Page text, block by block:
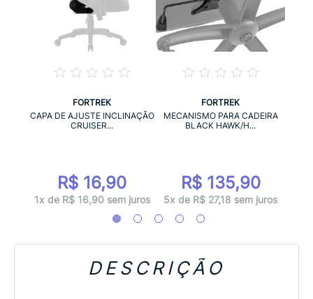
FORTREK
CAPA DE AJUSTE INCLINAÇÃO
CRUISER...
R$ 16,90
1x de R$ 16,90 sem juros
FORTREK
MECANISMO PARA CADEIRA
BLACK HAWK/H...
R$ 135,90
5x de R$ 27,18 sem juros
DESCRIÇÃO